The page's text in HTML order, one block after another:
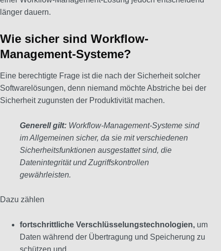
länger dauern.
Wie sicher sind Workflow-
Management-Systeme?
Eine berechtigte Frage ist die nach der Sicherheit solcher
Softwarelösungen, denn niemand möchte Abstriche bei der
Sicherheit zugunsten der Produktivität machen.
Generell gilt: Workflow-Management-Systeme sind
im Allgemeinen sicher, da sie mit verschiedenen
Sicherheitsfunktionen ausgestattet sind, die
Datenintegrität und Zugriffskontrollen
gewährleisten.
Dazu zählen
fortschrittliche Verschlüsselungstechnologien, um
Daten während der Übertragung und Speicherung zu
schützen und